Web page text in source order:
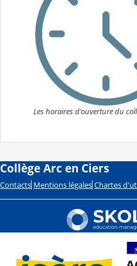
Les horaires d'ouverture du
Collège Arc en Ciers
Contacts Mentions légales Chartes